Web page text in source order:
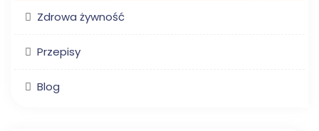
Zdrowa żywność
Przepisy
Blog